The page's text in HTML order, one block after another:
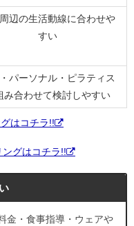
辺の生活動線に合わせや
すい
パーソナル・ピラティス
み合わせて検討しやすい
はコチラ!!
グはコチラ!!
金・食事指導・ウェアや